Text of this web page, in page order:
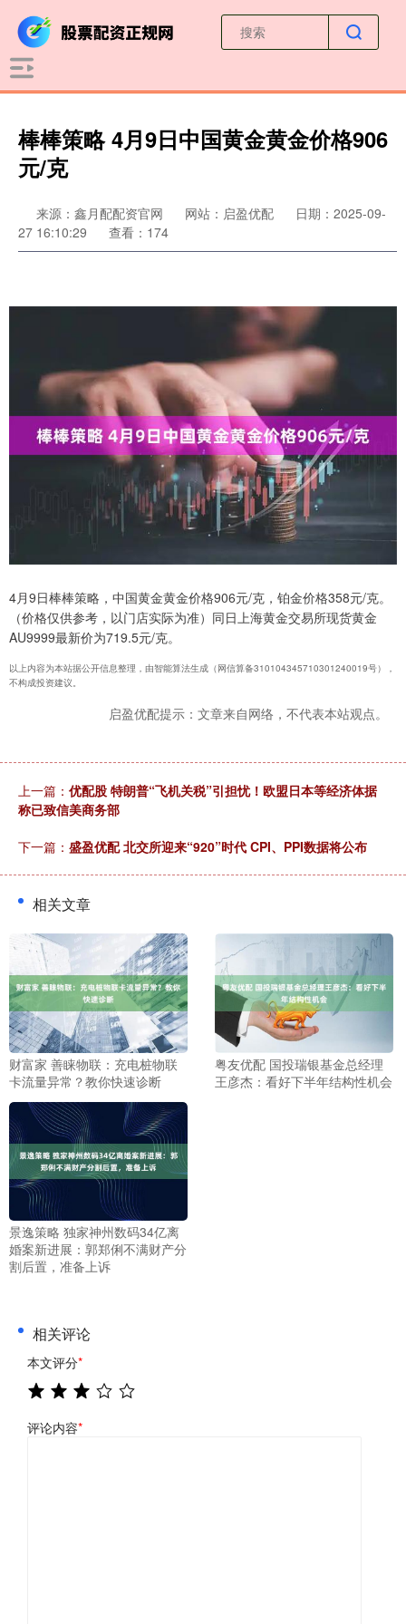
棒棒策略 4月9日中国黄金黄金价格906
元/克
来源：鑫月配配资官网 网站：启盈优配
日期：2025-09-
27 16:10:29
查看：174
4月9日棒棒策略，中国黄金黄金价格906元/克，铂金价格358元/克。
（价格仅供参考，以门店实际为准）同日上海黄金交易所现货黄金
AU9999最新价为719.5元/克。
以上内容为本站据公开信息整理，由智能算法生成（网信算备310104345710301240019号），
不构成投资建议。
启盈优配提示：文章来自网络，不代表本站观点。
上一篇： 优配股 特朗普“飞机关税”引担忧！欧盟日本等经济体据
称已致信美商务部
下一篇： 盛盈优配 北交所迎来“920”时代 CPI、PPI数据将公布
相关文章
财富家 善睐物联：充电桩物联
卡流量异常？教你快速诊断
粤友优配 国投瑞银基金总经理
王彦杰：看好下半年结构性机会
景逸策略 独家神州数码34亿离
婚案新进展：郭郑俐不满财产分
割后置，准备上诉
相关评论
本文评分*
评论内容*